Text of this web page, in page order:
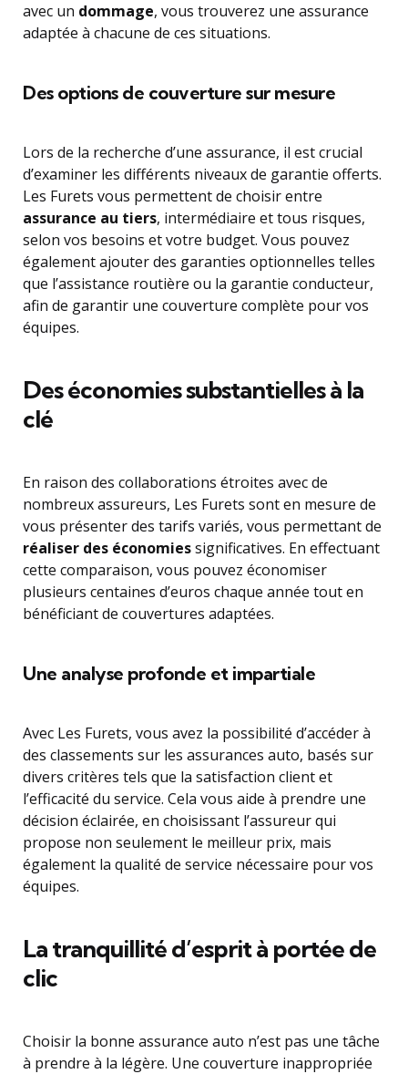
avec un dommage, vous trouverez une assurance
adaptée à chacune de ces situations.
Des options de couverture sur mesure
Lors de la recherche d’une assurance, il est crucial
d’examiner les différents niveaux de garantie offerts.
Les Furets vous permettent de choisir entre
assurance au tiers, intermédiaire et tous risques,
selon vos besoins et votre budget. Vous pouvez
également ajouter des garanties optionnelles telles
que l’assistance routière ou la garantie conducteur,
afin de garantir une couverture complète pour vos
équipes.
Des économies substantielles à la
clé
En raison des collaborations étroites avec de
nombreux assureurs, Les Furets sont en mesure de
vous présenter des tarifs variés, vous permettant de
réaliser des économiessignificatives. En effectuant
cette comparaison, vous pouvez économiser
plusieurs centaines d’euros chaque année tout en
bénéficiant de couvertures adaptées.
Une analyse profonde et impartiale
Avec Les Furets, vous avez la possibilité d’accéder à
des classements sur les assurances auto, basés sur
divers critères tels que la satisfaction client et
l’efficacité du service. Cela vous aide à prendre une
décision éclairée, en choisissant l’assureur qui
propose non seulement le meilleur prix, mais
également la qualité de service nécessaire pour vos
équipes.
La tranquillité d’esprit à portée de
clic
Choisir la bonne assurance auto n’est pas une tâche
à prendre à la légère. Une couverture inappropriée